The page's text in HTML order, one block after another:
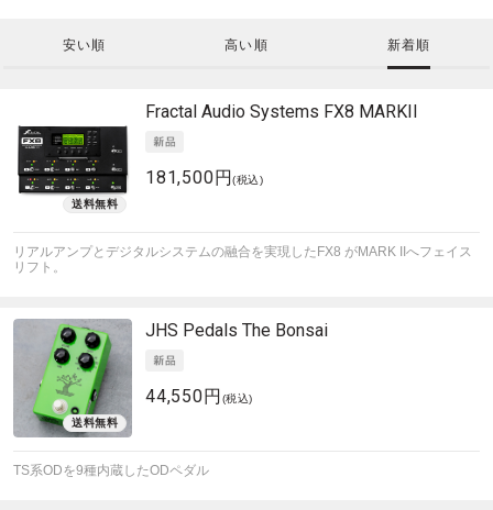
安い順 高い順 新着順
Fractal Audio Systems FX8 MARKII
181,500円(税込)
リアルアンプとデジタルシステムの融合を実現したFX8 がMARK IIへフェイス
リフト。
JHS Pedals The Bonsai
44,550円 (税込)
TS系ODを9種内蔵したODペダル